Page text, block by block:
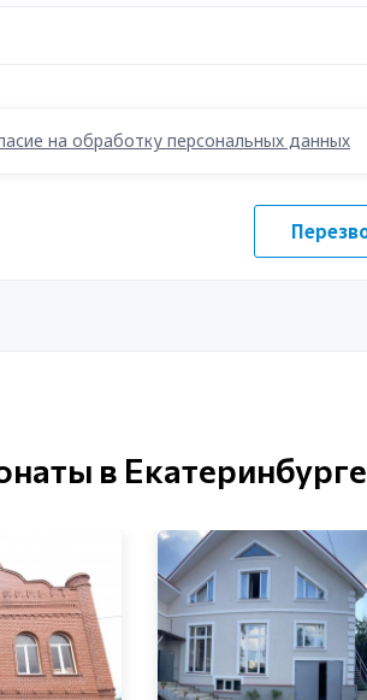
в Екатеринбурге